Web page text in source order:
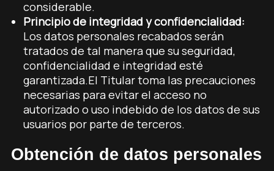
considerable.
Principio de integridad y confidencialidad:
Los datos personales recabados serán
tratados de tal manera que su seguridad,
confidencialidad e integridad esté
garantizada.El Titular toma las precauciones
necesarias para evitar el acceso no
autorizado o uso indebido de los datos de sus
usuarios por parte de terceros.
Obtención de datos personales